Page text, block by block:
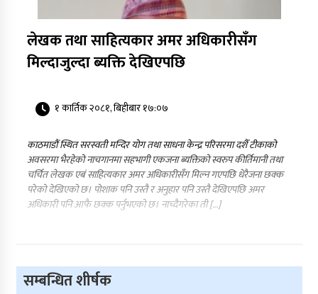
लेखक तथा साहित्यकार अमर अधिकारीसँग
मिल्दाजुल्दा ब्यक्ति देखिएपछि
१ कार्तिक २०८१, बिहीबार १७:०७
काठमाडौं स्थित सरस्वती मन्दिर योग तथा साधना केन्द्र परिसरमा दशैँ टीकाको
अवसरमा भैरहेको नाचगानमा सहभागी एकजना ब्यक्तिको स्वरुप कीर्तिमानी तथा
चर्चित लेखक एबं साहित्यकार अमर अधिकारीसँग मिल्न गएपछि धेरैजना छक्क
परेको देखिएको छ। पोशाक पनि उस्तै र अनुहार पनि उस्तै देखिएपछि अमर
अधिकारी पनि आफै छक्क पर्नुभएको छ। नाच्दैगरेका ती […]
सम्बन्धित शीर्षक